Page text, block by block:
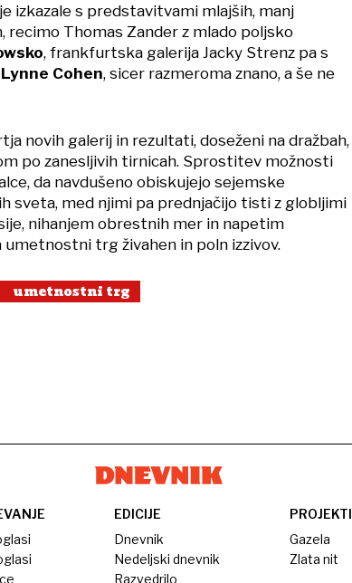
izkazale s predstavitvami mlajših, manj
Thomas Zander z mlado poljsko
, frankfurtska galerija Jacky Strenz pa s
Lynne Cohen, sicer razmeroma znano, a še ne
novih galerij in rezultati, doseženi na dražbah,
po zanesljivih tirnicah. Sprostitev možnosti
da navdušeno obiskujejo sejemske
sveta, med njimi pa prednjačijo tisti z globljimi
nihanjem obrestnih mer in napetim
trg živahen in poln izzivov.
umetnostni trg
EDICIJE
Dnevnik
Nedeljski dnevnik
Razvedrilo
PROJEKTI
Gazela
Zlata nit